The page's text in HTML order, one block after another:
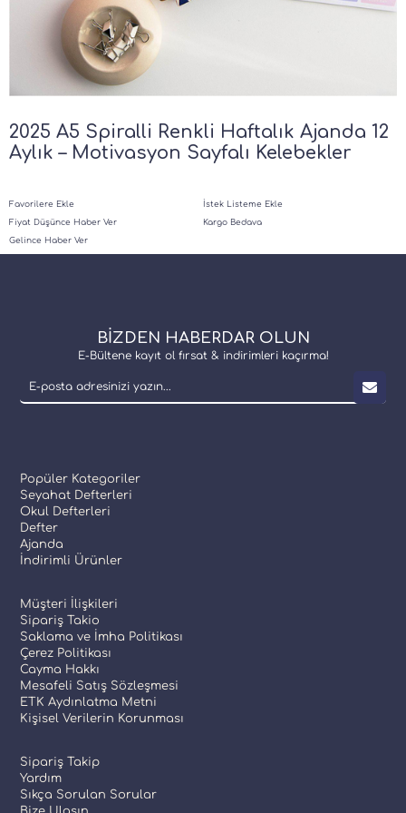
2025 A5 Spiralli Renkli Haftalık Ajanda 12
Aylık – Motivasyon Sayfalı Kelebekler
Favorilere Ekle
İstek Listeme Ekle
Fiyat Düşünce Haber Ver
Kargo Bedava
Gelince Haber Ver
BİZDEN HABERDAR OLUN
E-Bültene kayıt ol fırsat & indirimleri kaçırma!
Popüler Kategoriler
Seyahat Defterleri
Okul Defterleri
Defter
Ajanda
İndirimli Ürünler
Müşteri İlişkileri
Sipariş Takio
Saklama ve İmha Politikası
Çerez Politikası
Cayma Hakkı
Mesafeli Satış Sözleşmesi
ETK Aydınlatma Metni
Kişisel Verilerin Korunması
Sipariş Takip
Yardım
Sıkça Sorulan Sorular